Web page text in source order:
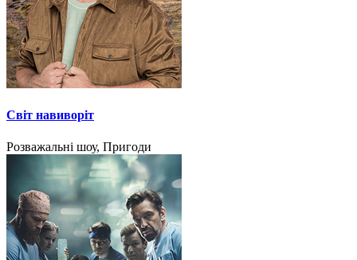
Світ навиворіт
Розважальні шоу, Пригоди